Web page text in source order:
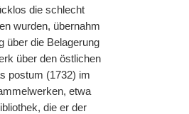
die schlecht
wurden, übernahm
über die Belagerung
über den östlichen
postum (1732) im
etwa
die er der